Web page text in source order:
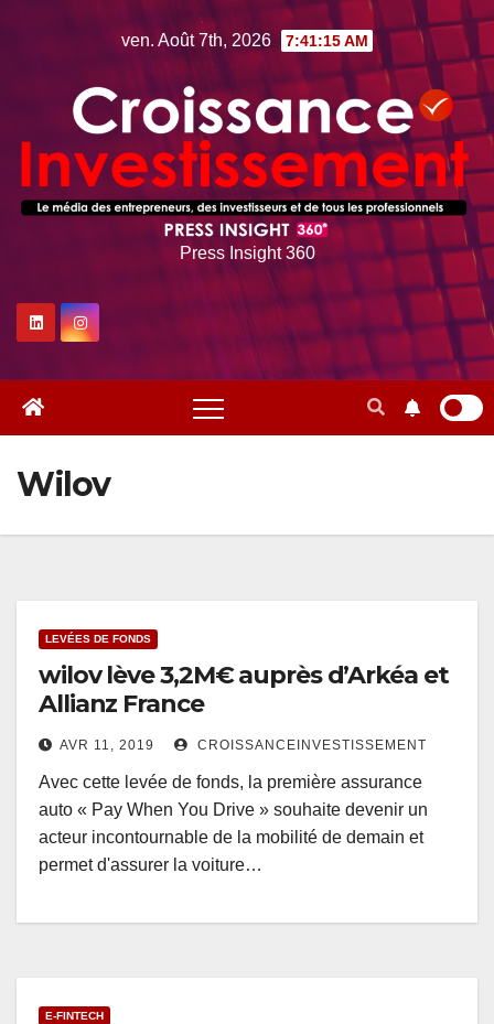
ven. Août 7th, 2026 7:41:16 AM
Press Insight 360
Wilov
LEVÉES DE FONDS
wilov lève 3,2M€ auprès d’Arkéa et
Allianz France
AVR 11, 2019 CROISSANCEINVESTISSEMENT
Avec cette levée de fonds, la première assurance
auto « Pay When You Drive » souhaite devenir un
acteur incontournable de la mobilité de demain et
permet d'assurer la voiture…
E-FINTECH